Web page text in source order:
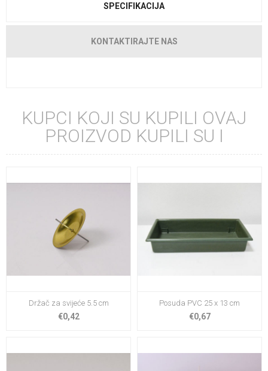
SPECIFIKACIJA
KONTAKTIRAJTE NAS
KUPCI KOJI SU KUPILI OVAJ
PROIZVOD KUPILI SU I
Držač za svijeće 5.5 cm
€0,42
Posuda PVC 25 x 13 cm
€0,67